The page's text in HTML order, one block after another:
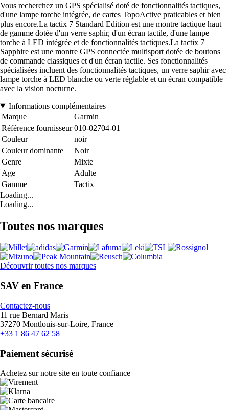
Vous recherchez un GPS spécialisé doté de fonctionnalités tactiques,
d'une lampe torche intégrée, de cartes TopoActive praticables et bien
plus encore.La tactix 7 Standard Edition est une montre tactique haut
de gamme dotée d'un verre saphir, d'un écran tactile, d'une lampe
torche à LED intégrée et de fonctionnalités tactiques.La tactix 7
Sapphire est une montre GPS connectée multisport dotée de boutons
de commande classiques et d'un écran tactile. Ses fonctionnalités
spécialisées incluent des fonctionnalités tactiques, un verre saphir avec
lampe torche à LED blanche ou verte réglable et un écran compatible
avec la vision nocturne.
Informations complémentaires
Marque
Garmin
Référence fournisseur 010-02704-01
Couleur
noir
Couleur dominante
Noir
Genre
Mixte
Age
Adulte
Gamme
Tactix
Loading...
Loading...
Toutes nos marques
Découvrir toutes nos marques
SAV en France
Contactez-nous
11 rue Bernard Maris
37270 Montlouis-sur-Loire, France
+33 1 86 47 62 58
Paiement sécurisé
Achetez sur notre site en toute confiance